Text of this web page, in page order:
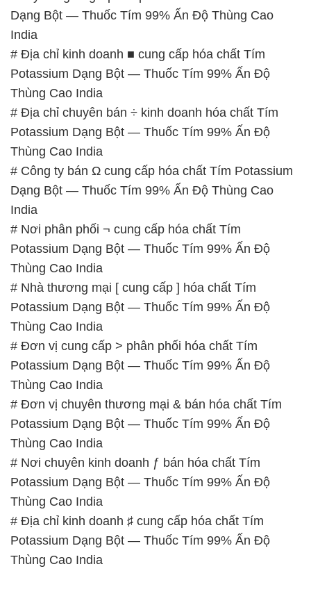
Thùng Cao India
# Địa chỉ chuyên bán ÷ kinh doanh hóa chất Tím
Potassium Dạng Bột — Thuốc Tím 99% Ấn Độ
Thùng Cao India
# Công ty bán Ω cung cấp hóa chất Tím Potassium
Dạng Bột — Thuốc Tím 99% Ấn Độ Thùng Cao
India
# Nơi phân phối ¬ cung cấp hóa chất Tím
Potassium Dạng Bột — Thuốc Tím 99% Ấn Độ
Thùng Cao India
# Nhà thương mại [ cung cấp ] hóa chất Tím
Potassium Dạng Bột — Thuốc Tím 99% Ấn Độ
Thùng Cao India
# Đơn vị cung cấp > phân phối hóa chất Tím
Potassium Dạng Bột — Thuốc Tím 99% Ấn Độ
Thùng Cao India
# Đơn vị chuyên thương mại & bán hóa chất Tím
Potassium Dạng Bột — Thuốc Tím 99% Ấn Độ
Thùng Cao India
# Nơi chuyên kinh doanh ƒ bán hóa chất Tím
Potassium Dạng Bột — Thuốc Tím 99% Ấn Độ
Thùng Cao India
# Địa chỉ kinh doanh ♯ cung cấp hóa chất Tím
Potassium Dạng Bột — Thuốc Tím 99% Ấn Độ
Thùng Cao India
📞PHÒNG KINH DOANH – CÔNG TY HÓA CHẤT
ĐẮC TRƯỜNG PHÁT🌐
🌐 Website: https://hoachatdetnhuom.com/